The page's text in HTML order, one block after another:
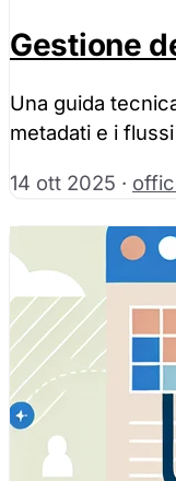
Gestione
Una guida
metadati e i
14 ott 2025 ·